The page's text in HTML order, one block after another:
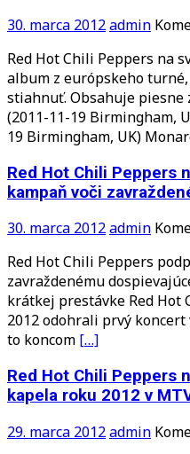
30. marca 2012admin
Red Hot Chili Peppers na
album z európskeho
stiahnuť. Obsahuje piesne
(2011-11-19 Birmingham,
19 Birmingham, UK)
Red Hot Chili Peppers
kampaň voči
30. marca 2012admin
Red Hot Chili Peppers
zavraždenému
krátkej prestávke Red Hot
2012 odohrali prvý
to koncom […]
Red Hot Chili Peppers
kapela roku 2012 v
29. marca 2012admin